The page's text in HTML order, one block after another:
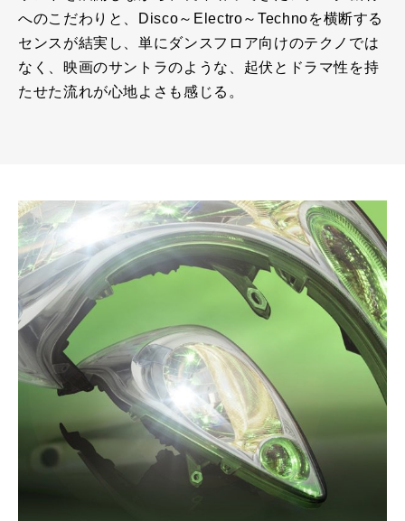
へのこだわりと、Disco～Electro～Technoを横断する
センスが結実し、単にダンスフロア向けのテクノでは
なく、映画のサントラのような、起伏とドラマ性を持
たせた流れが心地よさも感じる。